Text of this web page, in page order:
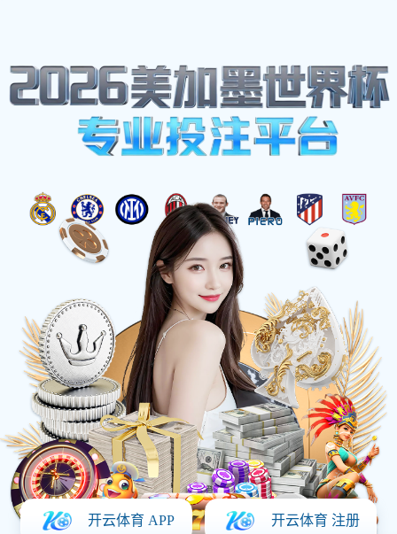
壹号娱乐NG大舞台
让梦想在高清镜头下闪耀
壹号娱乐旗下NG大舞台是专业的素人 talents 竞技
平台。我们提供高清直播、实时比分、赛事聚合、
数据预测及深度社区服务。无论是唱歌、跳舞还是
花式足球，上传你的梦想视频，月冠军可获万元奖
金及卫视综艺直通车机会。加入我们，开启你的星
立即体验 查看赛程
无需注册，即刻体验部分赛事直播与数据